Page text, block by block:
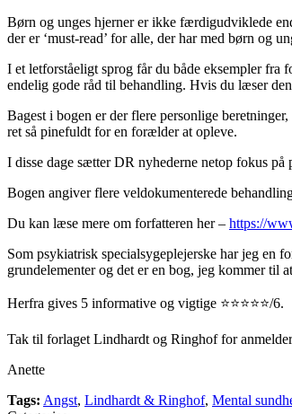
Børn og unges hjerner er ikke færdigudviklede
der er ‘must-read’ for alle, der har med børn og
I et letforståeligt sprog får du både eksempler fra
endelig gode råd til behandling. Hvis du læser
Bagest i bogen er der flere personlige
ret så pinefuldt for en forælder at opleve.
I disse dage sætter DR nyhederne netop fokus
Bogen angiver flere veldokumenterede
Du kan læse mere om forfatteren her – https://
Som psykiatrisk specialsygeplejerske har jeg en
grundelementer og det er en bog, jeg kommer til
Herfra gives 5 informative og vigtige ⭐️⭐️⭐️⭐️⭐️/6.
Tak til forlaget Lindhardt og Ringhof for
Anette
Tags: Angst, Lindhardt & Ringhof, Mental